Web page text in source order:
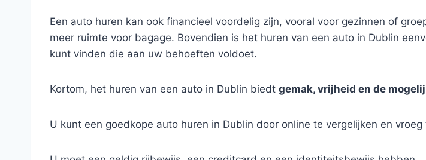
Een auto huren kan ook financieel voordelig zijn, vooral voor gezinnen of
meer ruimte voor bagage. Bovendien is het huren van een auto in Dublin
kunt vinden die aan uw behoeften voldoet.
Kortom, het huren van een auto in Dublin biedt gemak, vrijheid en de
U kunt een goedkope auto huren in Dublin door online te vergelijken en vroeg